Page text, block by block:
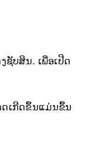
ຊັບສິນ. ເພື່ອເປີດ
ດເກີດຂຶ້ນແມ່ນຂຶ້ນ